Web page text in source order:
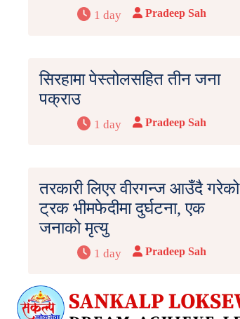
1 day Pradeep Sah
सिरहामा पेस्तोलसहित तीन जना
पक्राउ
1 day Pradeep Sah
तरकारी लिएर वीरगन्ज आउँदै गरेको
ट्रक भीमफेदीमा दुर्घटना, एक
जनाको मृत्यु
1 day Pradeep Sah